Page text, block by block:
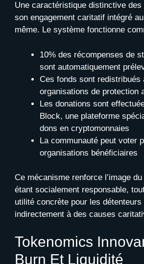
Une caractéristique distinctive
son engagement caritatif intégré
même. Le système fonctionne
10% des récompenses de
sont automatiquement
Ces fonds sont redistribués
organisations de protection
Les donations sont
Block, une plateforme
dons en cryptomonnaies
La communauté peut voter
organisations bénéficiaires
Ce mécanisme renforce l’image
étant socialement responsable,
utilité concrète pour les
indirectement à des causes
Tokenomics
Burn Et Liquidité